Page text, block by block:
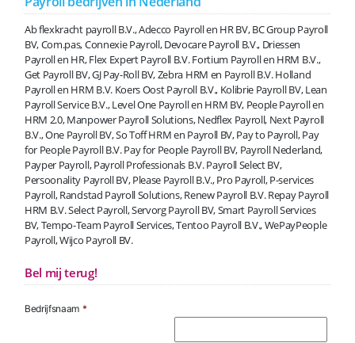
Ab flexkracht payroll B.V., Adecco Payroll en HR BV, BC Group Payroll
BV, Com.pas, Connexie Payroll, Devocare Payroll B.V., Driessen
Payroll en HR, Flex Expert Payroll B.V. Fortium Payroll en HRM B.V.,
Get Payroll BV, GJ Pay-Roll BV, Zebra HRM en Payroll B.V. Holland
Payroll en HRM B.V. Koers Oost Payroll B.V., Kolibrie Payroll BV, Lean
Payroll Service B.V., Level One Payroll en HRM BV, People Payroll en
HRM 2.0, Manpower Payroll Solutions, Nedflex Payroll, Next Payroll
B.V., One Payroll BV, So Toff HRM en Payroll BV, Pay to Payroll, Pay
for People Payroll B.V. Pay for People Payroll BV, Payroll Nederland,
Payper Payroll, Payroll Professionals B.V. Payroll Select BV,
Persoonality Payroll BV, Please Payroll B.V., Pro Payroll, P-services
Payroll, Randstad Payroll Solutions, Renew Payroll B.V. Repay Payroll
HRM B.V. Select Payroll, Servorg Payroll BV, Smart Payroll Services
BV, Tempo-Team Payroll Services, Tentoo Payroll B.V., WePayPeople
Payroll, Wijco Payroll BV.
Bel mij terug!
Bedrijfsnaam *